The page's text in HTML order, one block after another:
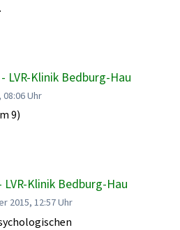
LVR-Klinik Bedburg-Hau
Uhr
9)
Klinik Bedburg-Hau
2015, 12:57 Uhr